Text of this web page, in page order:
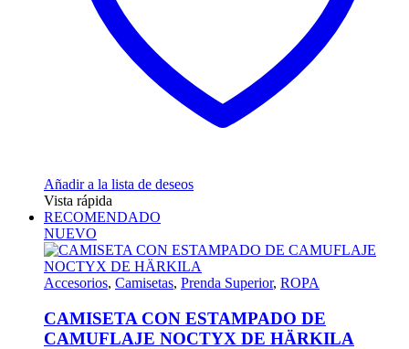
Añadir a la lista de deseos
Vista rápida
RECOMENDADO
NUEVO
Accesorios, Camisetas, Prenda Superior, ROPA
CAMISETA CON ESTAMPADO DE
CAMUFLAJE NOCTYX DE HÄRKILA